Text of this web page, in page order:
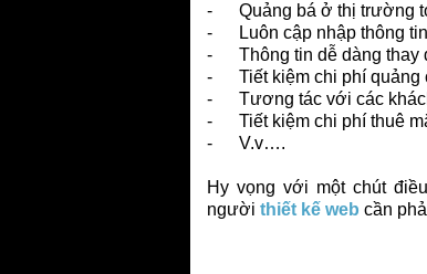
- Quảng bá ở thị trường
- Luôn cập nhập thông tin
- Thông tin dễ dàng thay
- Tiết kiệm chi phí quảng
- Tương tác với các
- Tiết kiệm chi phí thuê
- V.v….
Hy vọng với một chút
người thiết kế web cần